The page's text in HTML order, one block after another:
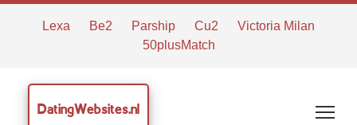
Lexa Be2 Parship Cu2
Victoria Milan
50plusMatch
DatingWebsites.nl